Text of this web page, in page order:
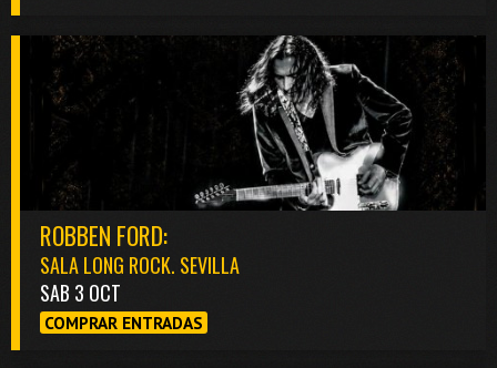
ROBBEN FORD:
SALA LONG ROCK. SEVILLA
SAB 3 OCT
COMPRAR ENTRADAS